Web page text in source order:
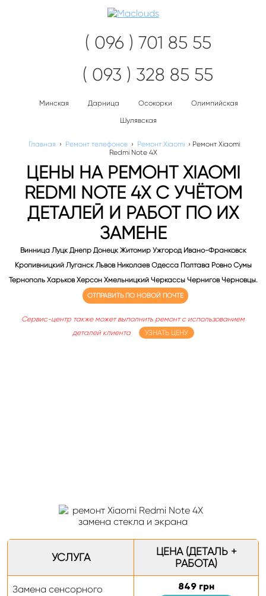
( 096 ) 701 85 55
( 093 ) 328 85 55
Минская Дарница Осокорки Олимпийская
Шулявская
Главная › Ремонт телефонов › Ремонт Xiaomi › Ремонт Xiaomi
Redmi Note 4X
ЦЕНЫ НА РЕМОНТ XIAOMI
REDMI NOTE 4X С УЧЁТОМ
ДЕТАЛЕЙ И РАБОТ ПО ИХ
ЗАМЕНЕ
Винница Луцк Днепр Донецк Житомир Ужгород Ивано-Франковск
Кропивницкий Луганск Львов Николаев Одесса Полтава Ровно Сумы
Тернополь Харьков Херсон Хмельницкий Черкассы Чернигов Черновцы.
ОТПРАВИТЬ ПО НОВОЙ ПОЧТЕ
Сервис-центр также может выполнить ремонт с использованием
деталей клиента
УЗНАТЬ ЦЕНУ
УСЛУГА
ЦЕНА (ДЕТАЛЬ +
РАБОТА)
Замена сенсорного
849 грн